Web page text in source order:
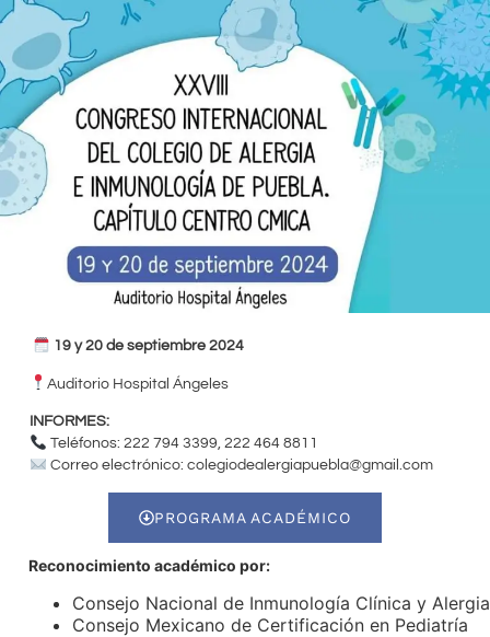
19 y 20 de septiembre 2024
Auditorio Hospital Ángeles
INFORMES:
Teléfonos: 222 794 3399, 222 464 8811
Correo electrónico: colegiodealergiapuebla@gmail.com
PROGRAMA ACADÉMICO
Reconocimiento académico por:
Consejo Nacional de Inmunología Clínica y Alergia
Consejo Mexicano de Certificación en Pediatría